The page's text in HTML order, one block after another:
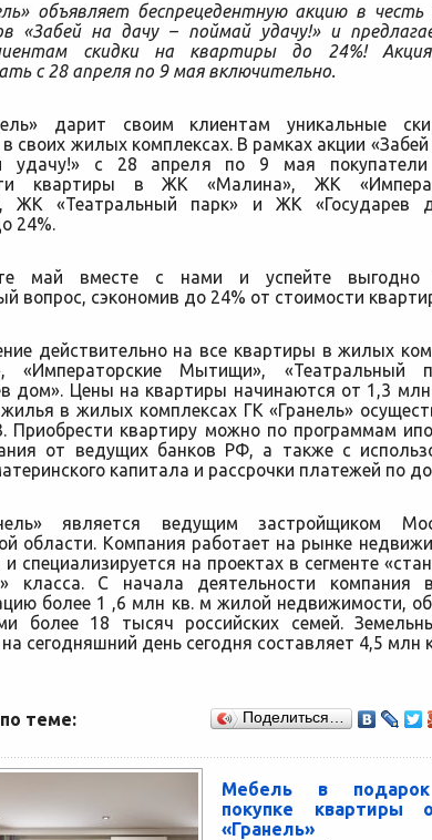
объявляет беспрецедентную акцию в честь
«Забей на дачу – поймай удачу!» и
скидки на квартиры до 24%!
с 28 апреля по 9 мая включительно.
дарит своим клиентам уникальные
своих жилых комплексах. В рамках акции
удачу!» с 28 апреля по 9 мая покупатели
квартиры в ЖК «Малина», ЖК
ЖК «Театральный парк» и ЖК «Государев
24%.
май вместе с нами и успейте выгодно
вопрос, сэкономив до 24% от стоимости
действительно на все квартиры в жилых
«Императорские Мытищи», «Театральный
дом». Цены на квартиры начинаются от 1,3 млн
в жилых комплексах ГК «Гранель»
Приобрести квартиру можно по программам
от ведущих банков РФ, а также с
капитала и рассрочки платежей по
является ведущим застройщиком
области. Компания работает на рынке
и специализируется на проектах в сегменте
класса. С начала деятельности компания
более 1 ,6 млн кв. м жилой недвижимости,
более 18 тысяч российских семей.
сегодняшний день сегодня составляет 4,5 млн
теме: Поделиться…
Мебель в
покупке квартиры
«Гранель»